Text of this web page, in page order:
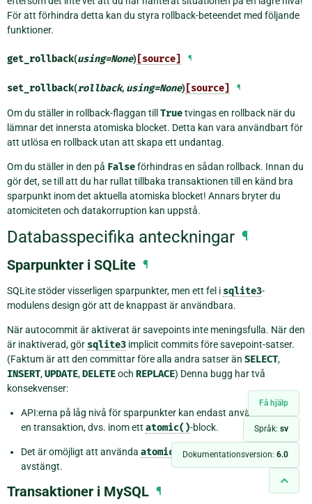
Få hjälp
Språk: sv
Dokumentationsversion: 6.0
För att förhindra detta kan du styra rollback-beteendet med följande
funktioner.
get_rollback(using=None) [source] ¶
set_rollback(rollback, using=None) [source] ¶
Om du ställer in rollback-flaggan tillTruetvingas en rollback när du
lämnar det innersta atomiska blocket. Detta kan vara användbart för
att utlösa en rollback utan att skapa ett undantag.
Om du ställer in den på Falseförhindras en sådan rollback. Innan du
gör det, se till att du har rullat tillbaka transaktionen till en känd bra
sparpunkt inom det aktuella atomiska blocket! Annars bryter du
atomiciteten och datakorruption kan uppstå.
Databasspecifika anteckningar ¶
Sparpunkter i SQLite ¶
SQLite stöder visserligen sparpunkter, men ett fel i sqlite3-
modulens design gör att de knappast är användbara.
När autocommit är aktiverat är savepoints inte meningsfulla. När den
är inaktiverad, gör sqlite3 implicit commits före savepoint-satser.
(Faktum är att den committar före alla andra satser än SELECT,
INSERT,UPDATE,DELETEoch REPLACE) Denna bugg har två
konsekvenser:
API:erna på låg nivå för sparpunkter kan endast användas inom
en transaktion, dvs. inom ett atomic()-block.
Det är omöjligt att använda atomic()när autocommit är
avstängt.
Transaktioner i MySQL ¶